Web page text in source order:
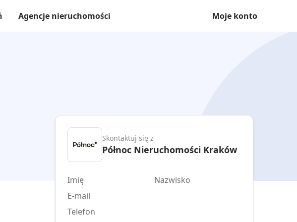
Agencje nieruchomości Moje konto
Skontaktuj się z
Północ Nieruchomości Kraków